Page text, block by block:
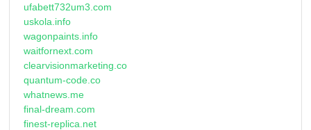
ufabett732um3.com
uskola.info
wagonpaints.info
waitfornext.com
clearvisionmarketing.co
quantum-code.co
whatnews.me
final-dream.com
finest-replica.net